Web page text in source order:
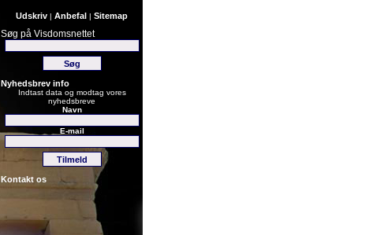
Udskriv | Anbefal | Sitemap
Søg på Visdomsnettet
Nyhedsbrev info
Indtast data og modtag vores
nyhedsbreve
Navn
E-mail
Kontakt os